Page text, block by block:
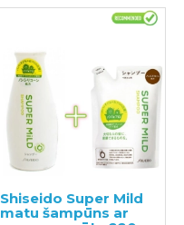
Shiseido Super Mild
matu šampūns ar